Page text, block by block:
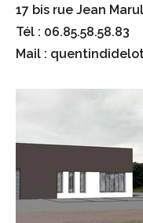
17 bis rue Jean
Tél : 06.85.58.58.83
Mail :